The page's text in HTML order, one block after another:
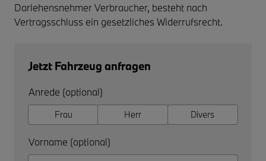
Darlehensnehmer Verbraucher, besteht nach
Vertragsschluss ein gesetzliches Widerrufsrecht.
Jetzt Fahrzeug anfragen
Anrede (optional)
Frau Herr Divers
Vorname (optional)